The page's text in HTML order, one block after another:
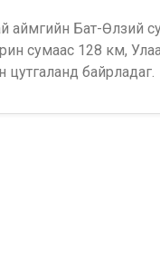
аймгийн Бат-Өлзий
сумаас 128 км,
байрладаг.